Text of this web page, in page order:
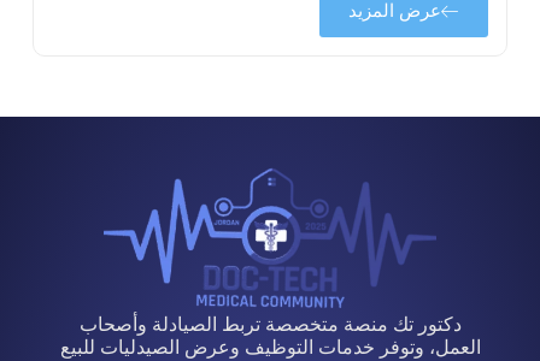
عرض المزيد
دكتور تك منصة متخصصة تربط الصيادلة وأصحاب
العمل، وتوفر خدمات التوظيف وعرض الصيدليات للبيع